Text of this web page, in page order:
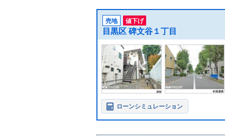
売地 値下げ
目黒区 碑文谷１丁目
ローンシミュレーション